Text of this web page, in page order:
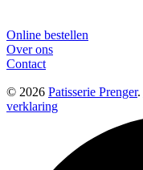
Online bestellen
Over ons
Contact
© 2026 Patisserie Prenger.
verklaring